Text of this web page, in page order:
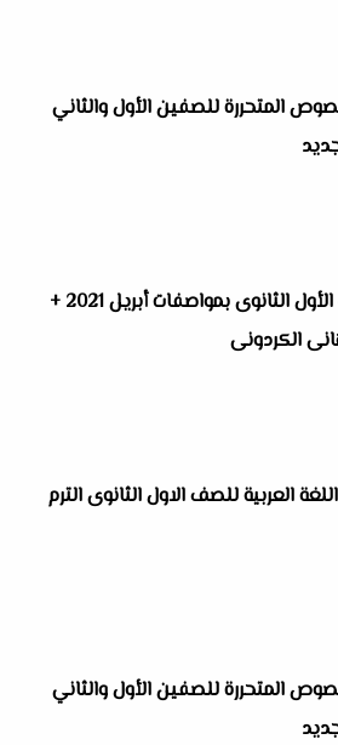
المتحررة للصفين الأول والثاني
امتحان لغة عربية للصف الأول الثانوى بمواصفات أبريل 2021 +
الكردونى
العربية للصف الاول الثانوى الترم
المتحررة للصفين الأول والثاني